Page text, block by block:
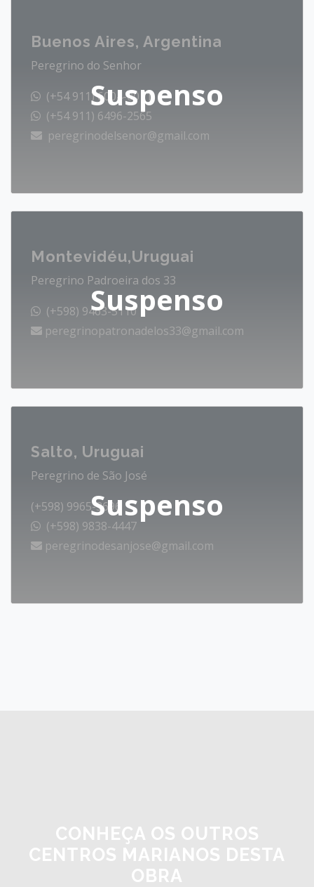
Suspenso
Buenos Aires, Argentina
Peregrino do Senhor
(+54 911) 6004-0011
(+54 911) 6496-2565
peregrinodelsenor@gmail.com
Suspenso
Montevidéu,Uruguai
Peregrino Padroeira dos 33
(+598) 9463-5110
peregrinopatronadelos33@gmail.com
Suspenso
Salto, Uruguai
Peregrino de São José
(+598) 9965-3696
(+598) 9838-4447
peregrinodesanjose@gmail.com
CONHEÇA OS OUTROS
CENTROS MARIANOS DESTA
OBRA